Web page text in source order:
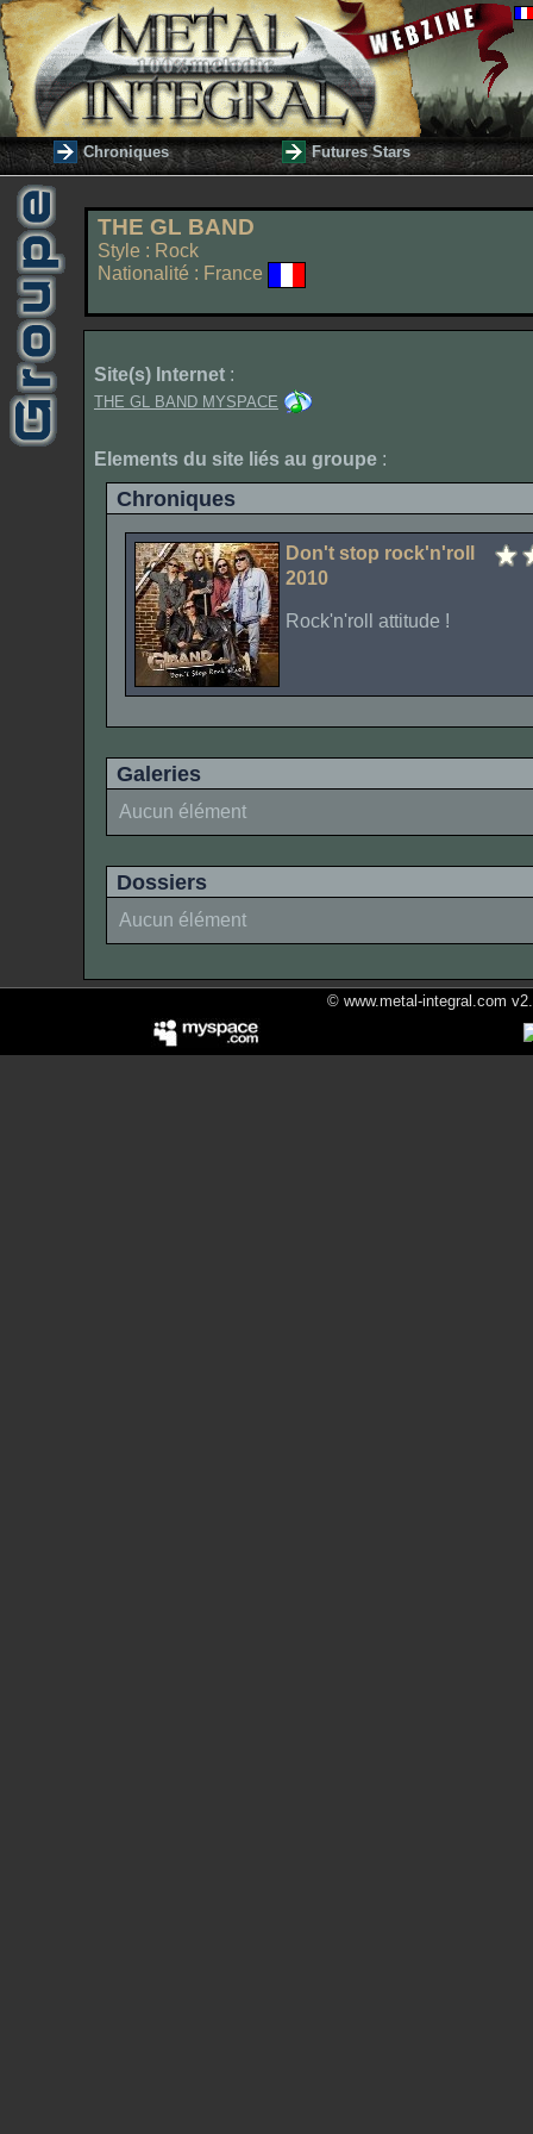
Chroniques Futures Stars
THE GL BAND
Style : Rock
Nationalité : France
Site(s) Internet :
THE GL BAND MYSPACE
Elements du site liés au groupe :
Chroniques
Don't stop rock'n'roll
2010
Rock'n'roll attitude !
Galeries
Aucun élément
Dossiers
Aucun élément
© www.metal-integral.com